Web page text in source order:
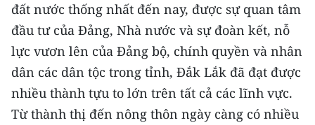
đất nước thống nhất đến nay, được sự quan tâm
đầu tư của Đảng, Nhà nước và sự đoàn kết, nỗ
lực vươn lên của Đảng bộ, chính quyền và nhân
dân các dân tộc trong tỉnh, Đắk Lắk đã đạt được
nhiều thành tựu to lớn trên tất cả các lĩnh vực.
Từ thành thị đến nông thôn ngày càng có nhiều